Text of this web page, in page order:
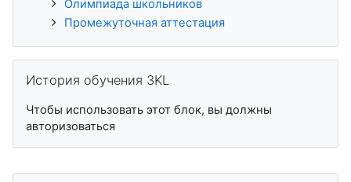
Олимпиада школьников
Промежуточная аттестация
История обучения 3KL
Чтобы использовать этот блок, вы должны
авторизоваться